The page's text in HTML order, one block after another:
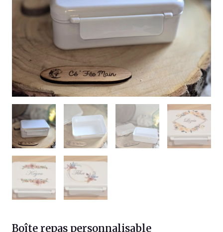
Boîte repas personnalisable